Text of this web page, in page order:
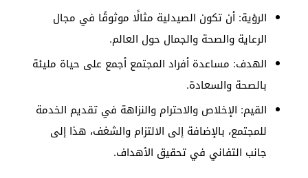
الرؤية: أن تكون الصيدلية مثالًا موثوقًا في مجال
الرعاية والصحة والجمال حول العالم.
الهدف: مساعدة أفراد المجتمع أجمع على حياة مليئة
بالصحة والسعادة.
القيم: الإخلاص والاحترام والنزاهة في تقديم الخدمة
للمجتمع، بالإضافة إلى الالتزام والشغف، هذا إلى
جانب التفاني في تحقيق الأهداف.